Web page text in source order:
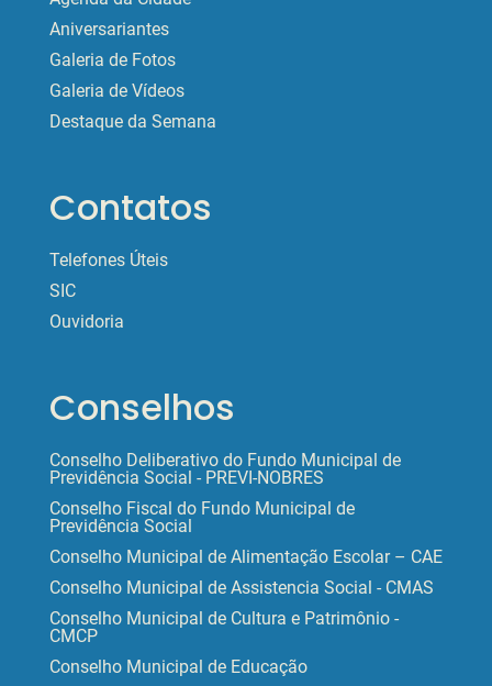
Aniversariantes
Galeria de Fotos
Galeria de Vídeos
Destaque da Semana
Contatos
Telefones Úteis
SIC
Ouvidoria
Conselhos
Conselho Deliberativo do Fundo Municipal de
Previdência Social - PREVI-NOBRES
Conselho Fiscal do Fundo Municipal de
Previdência Social
Conselho Municipal de Alimentação Escolar – CAE
Conselho Municipal de Assistencia Social - CMAS
Conselho Municipal de Cultura e Patrimônio -
CMCP
Conselho Municipal de Educação